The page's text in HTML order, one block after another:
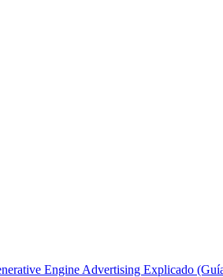
Engine Advertising Explicado